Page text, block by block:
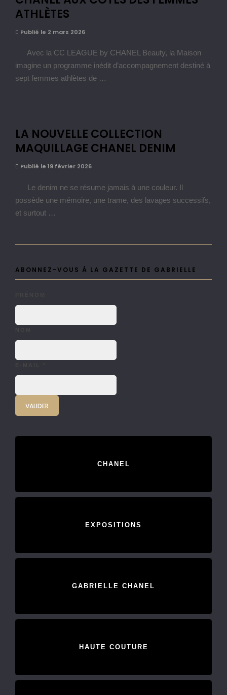
ATHLÈTES
Publié le 2 mars 2026
Avec la CC LEAGUE by CHANEL Beauty, la Maison
imagine un programme inédit d’accompagnement destiné à
sept femmes athlètes de …
LA NOUVELLE COLLECTION
MAQUILLAGE CHANEL DENIM
Publié le 19 février 2026
Le denim ne se résume jamais à une couleur. Il
possède une mémoire, une trame, des lavages successifs,
et surtout …
ABONNEZ-VOUS À LA GAZETTE DE GABRIELLE
CHANEL
EXPOSITIONS
GABRIELLE CHANEL
HAUTE COUTURE